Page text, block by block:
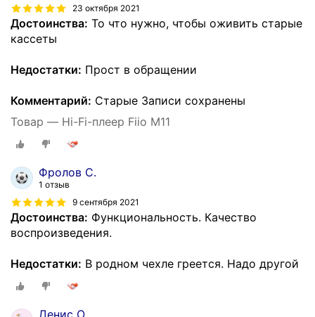
23 октября 2021
Достоинства: То что нужно, чтобы оживить старые
кассеты
Недостатки: Прост в обращении
Комментарий: Старые Записи сохранены
Товар — Hi-Fi-плеер Fiio M11
Фролов С.
1 отзыв
9 сентября 2021
Достоинства: Функциональность. Качество
воспроизведения.
Недостатки: В родном чехле греется. Надо другой
Денис О.